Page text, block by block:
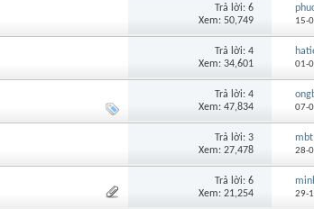
Trả lời: 6
Xem: 50,749
15-
Trả lời: 4
Xem: 34,601
01-
Trả lời: 4
Xem: 47,834
07-
Trả lời: 3
Xem: 27,478
mbt
28-
Trả lời: 6
Xem: 21,254
29-